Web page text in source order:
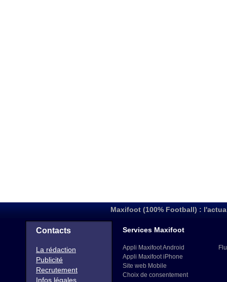
Maxifoot (100% Football) :
Contacts
La rédaction
Publicité
Recrutement
Infos légales
Services Maxifoot
Appli Maxifoot Android
Appli Maxifoot iPhone
Site web Mobile
Choix de consentement